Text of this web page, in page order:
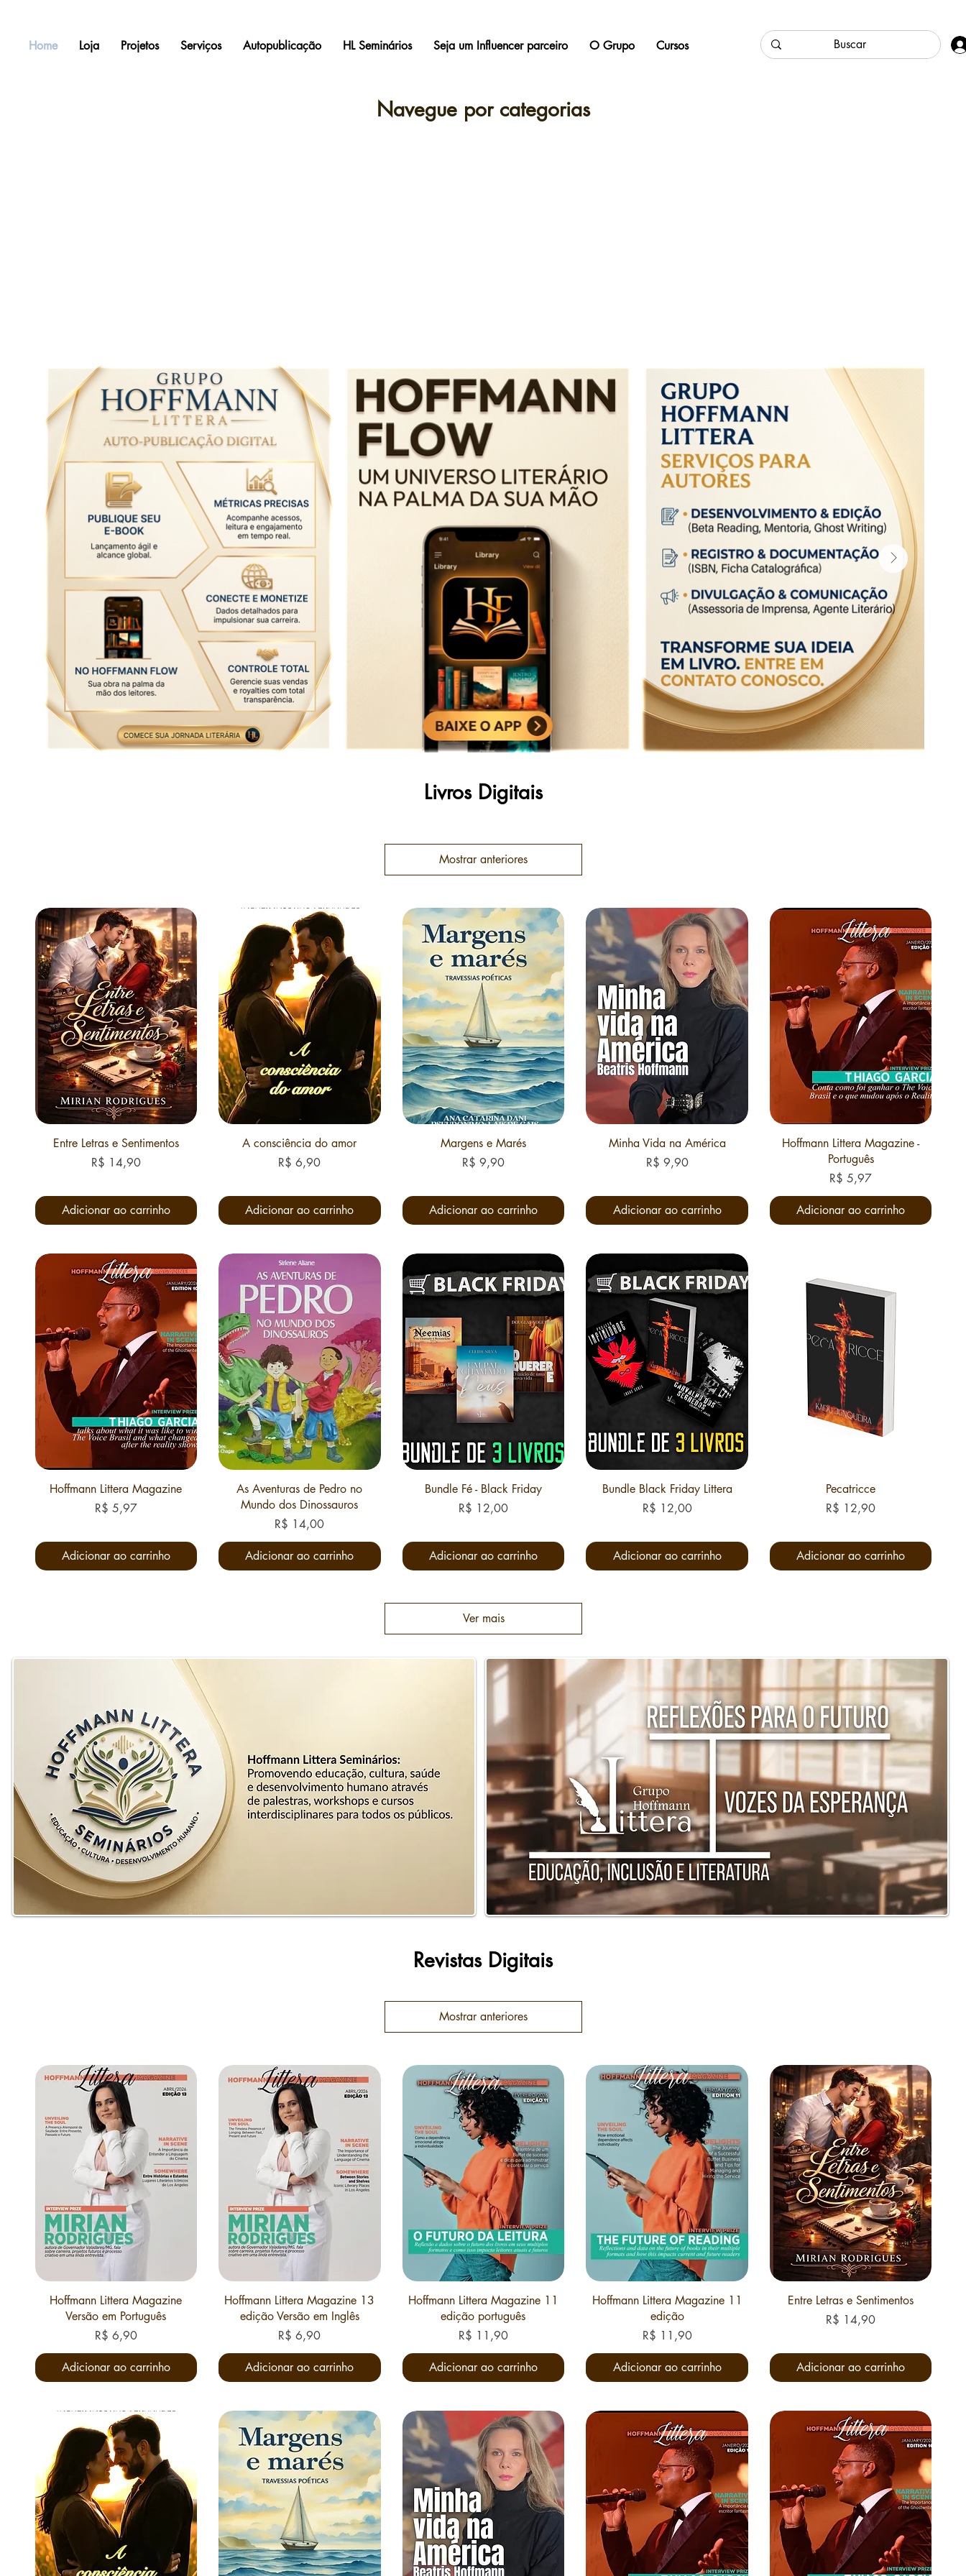
Home Loja Projetos Serviços Autopublicação HL Seminários Seja um Influencer parceiro O Grupo Cursos
Navegue por categorias
Livros Digitais
Mostrar anteriores
Entre Letras e Sentimentos
Preço
R$ 14,90
Adicionar ao carrinho
A consciência do amor
Preço
R$ 6,90
Adicionar ao carrinho
Margens e Marés
Preço
R$ 9,90
Adicionar ao carrinho
Minha Vida na América
Preço
R$ 9,90
Adicionar ao carrinho
Hoffmann Littera Magazine -
Português
Preço
R$ 5,97
Adicionar ao carrinho
Hoffmann Littera Magazine
Preço
R$ 5,97
Adicionar ao carrinho
As Aventuras de Pedro no
Mundo dos Dinossauros
Preço
R$ 14,00
Adicionar ao carrinho
Bundle Fé - Black Friday
Preço
R$ 12,00
Adicionar ao carrinho
Bundle Black Friday Littera
Preço
R$ 12,00
Adicionar ao carrinho
Pecatricce
Preço
R$ 12,90
Adicionar ao carrinho
Ver mais
Revistas Digitais
Mostrar anteriores
Hoffmann Littera Magazine
Versão em Português
Preço
R$ 6,90
Adicionar ao carrinho
Hoffmann Littera Magazine 13
edição Versão em Inglês
Preço
R$ 6,90
Adicionar ao carrinho
Hoffmann Littera Magazine 11
edição português
Preço
R$ 11,90
Adicionar ao carrinho
Hoffmann Littera Magazine 11
edição
Preço
R$ 11,90
Adicionar ao carrinho
Entre Letras e Sentimentos
Preço
R$ 14,90
Adicionar ao carrinho